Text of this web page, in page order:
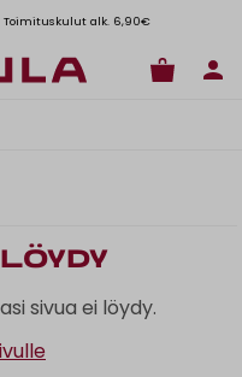
Toimituskulut alk. 6,90€
sivua ei löydy.